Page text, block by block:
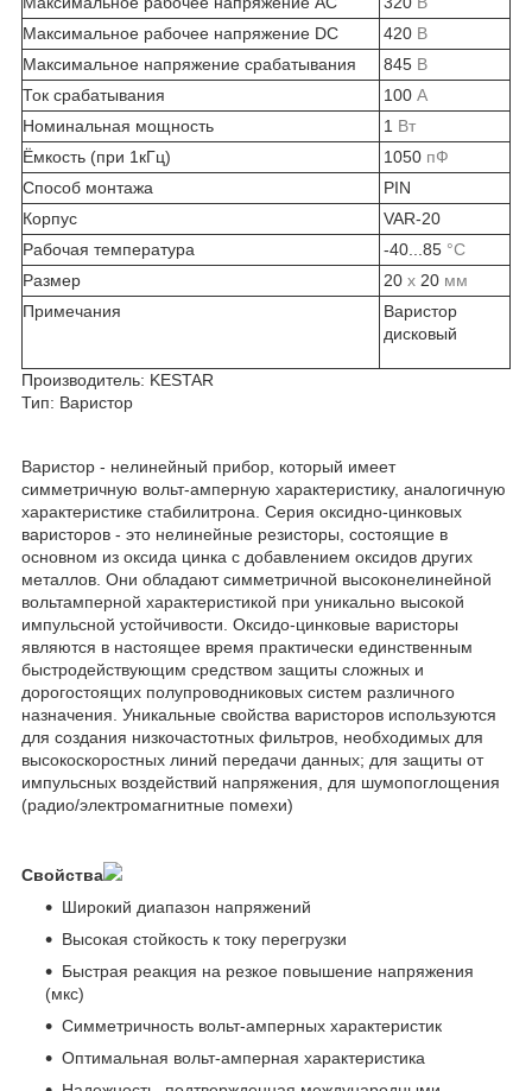
Максимальное рабочее напряжение DC
420 В
Максимальное напряжение срабатывания
845 В
Ток срабатывания
100 А
Номинальная мощность
1 Вт
Ёмкость (при 1кГц)
1050 пФ
Способ монтажа
PIN
Корпус
VAR-20
Рабочая температура
-40...85 °C
Размер
20 x 20 мм
Примечания
Варистор
дисковый
Производитель: KESTAR
Тип: Варистор
Варистор - нелинейный прибор, который имеет
симметричную вольт-амперную характеристику, аналогичную
характеристике стабилитрона. Серия оксидно-цинковых
варисторов - это нелинейные резисторы, состоящие в
основном из оксида цинка с добавлением оксидов других
металлов. Они обладают симметричной высоконелинейной
вольтамперной характеристикой при уникально высокой
импульсной устойчивости. Оксидо-цинковые варисторы
являются в настоящее время практически единственным
быстродействующим средством защиты сложных и
дорогостоящих полупроводниковых систем различного
назначения. Уникальные свойства варисторов используются
для создания низкочастотных фильтров, необходимых для
высокоскоростных линий передачи данных; для защиты от
импульсных воздействий напряжения, для шумопоглощения
(радио/электромагнитные помехи)
Свойства
Широкий диапазон напряжений
Высокая стойкость к току перегрузки
Быстрая реакция на резкое повышение напряжения
(мкс)
Симметричность вольт-амперных характеристик
Оптимальная вольт-амперная характеристика